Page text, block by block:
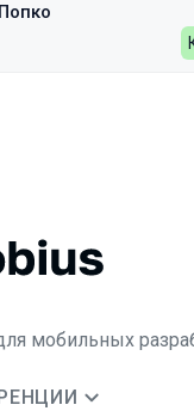
мобильных